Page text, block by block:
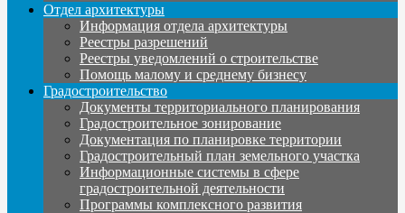
Отдел архитектуры
Информация отдела архитектуры
Реестры разрешений
Реестры уведомлений о строительстве
Помощь малому и среднему бизнесу
Градостроительство
Документы территориального планирования
Градостроительное зонирование
Документация по планировке территории
Градостроительный план земельного участка
Информационные системы в сфере
градостроительной деятельности
Программы комплексного развития